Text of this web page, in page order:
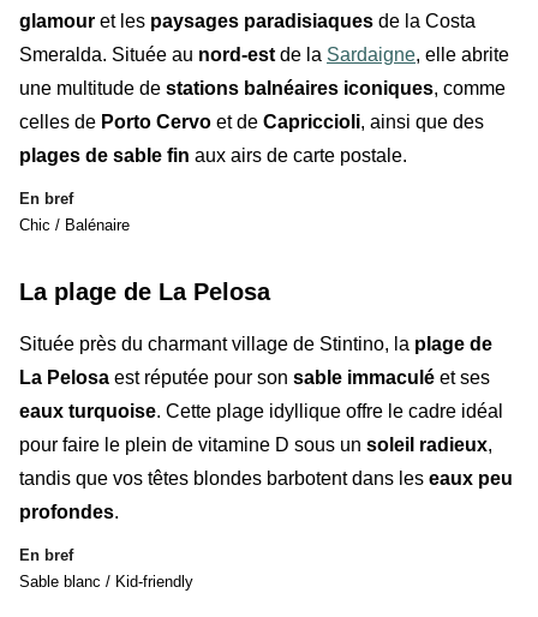
glamour et les paysages paradisiaques de la Costa
Smeralda. Située au nord-est de la Sardaigne, elle abrite
une multitude de stations balnéaires iconiques, comme
celles de Porto Cervo et de Capriccioli, ainsi que des
plages de sable fin aux airs de carte postale.
En bref
Chic / Balénaire
La plage de La Pelosa
Située près du charmant village de Stintino, la plage de
La Pelosa est réputée pour son sable immaculé et ses
eaux turquoise. Cette plage idyllique offre le cadre idéal
pour faire le plein de vitamine D sous un soleil radieux,
tandis que vos têtes blondes barbotent dans les eaux peu
profondes.
En bref
Sable blanc / Kid-friendly